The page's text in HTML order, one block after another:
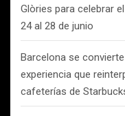
Glòries para celebrar
24 al 28 de junio
Barcelona se
experiencia que
cafeterías de